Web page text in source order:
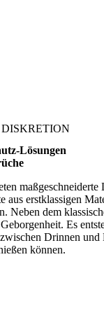
Lösungen
aus erstklassigen
Neben dem
Es
Drinnen
können.